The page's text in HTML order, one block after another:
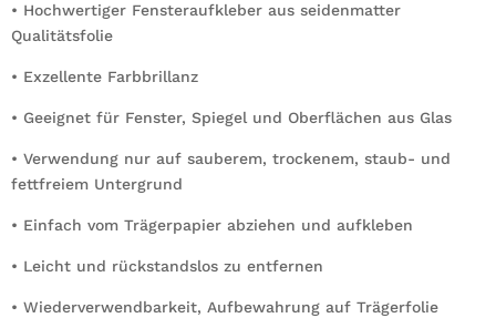
• Hochwertiger Fensteraufkleber aus seidenmatter
Qualitätsfolie
• Exzellente Farbbrillanz
• Geeignet für Fenster, Spiegel und Oberflächen aus Glas
• Verwendung nur auf sauberem, trockenem, staub- und
fettfreiem Untergrund
• Einfach vom Trägerpapier abziehen und aufkleben
• Leicht und rückstandslos zu entfernen
• Wiederverwendbarkeit, Aufbewahrung auf Trägerfolie